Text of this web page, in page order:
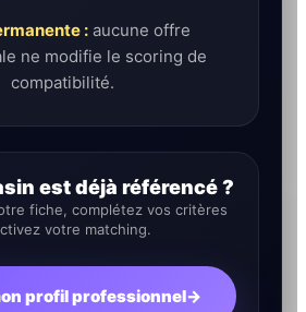
:aucune offre
ne modifie le scoring de
compatibilité.
est déjà référencé ?
fiche, complétez vos critères
votre matching.
profil professionnel→